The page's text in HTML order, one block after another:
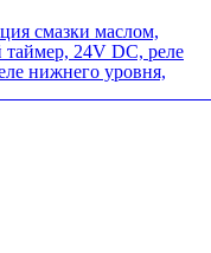
смазки маслом,
24V DC, реле
нижнего уровня,